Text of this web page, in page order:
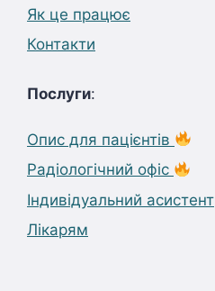
Як це працює
Контакти
Послуги:
Опис для пацієнтів
Радіологічний офіс
Індивідуальний асистент
Лікарям